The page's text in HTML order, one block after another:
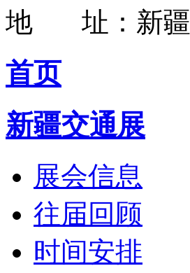
地 址：新疆
首页
新疆交通展
展会信息
往届回顾
时间安排